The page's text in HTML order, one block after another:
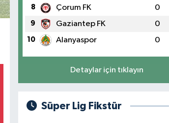
8 Çorum FK 0
9 Gaziantep FK 0
10 Alanyaspor 0
Detaylar için tıklayın
Süper Lig Fikstür